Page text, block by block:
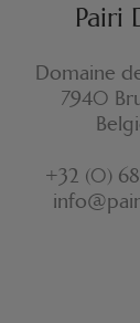
Pairi
Domaine
7940
+32 (0)